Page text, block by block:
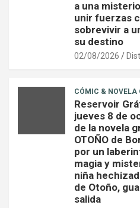
a una
unir fuerzas
sobrevivir a
su destino
02/08/2026
CÓMIC & NOVELA
Reservoir
jueves 8 de
de la novela
OTOÑO de
por un
magia y
niña
de Otoño,
salida